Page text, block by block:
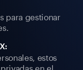
para gestionar
estos
en el